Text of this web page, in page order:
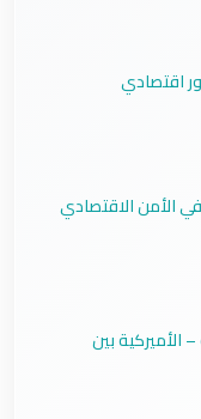
اقتصادي
في الأمن الاقتصادي
الأميركية بين